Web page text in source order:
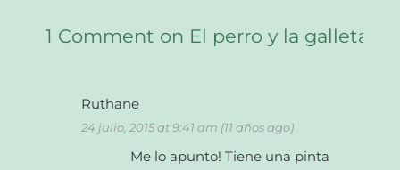
1 Comment on El perro y la galleta
Ruthane
24 julio, 2015 at 9:41 am (11 años ago)
Me lo apunto! Tiene una pinta